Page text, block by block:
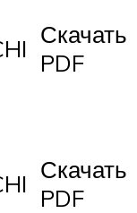
Скачать
PDF
Скачать
PDF